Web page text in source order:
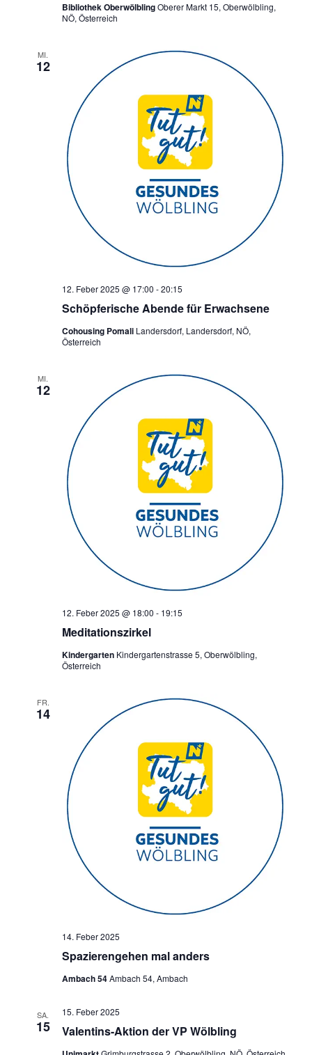
Bibliothek OberwölblingOberer Markt 15, Oberwölbling,
NÖ, Österreich
MI.
12
Schöpferische Abende für Erwachsene
12. Feber 2025 @ 17:00 -20:15
Cohousing Pomali Landersdorf, Landersdorf, NÖ,
Österreich
MI.
12
Meditationszirkel
12. Feber 2025 @ 18:00 - 19:15
Kindergarten Kindergartenstrasse 5, Oberwölbling,
Österreich
FR.
14
Spazierengehen mal anders
14. Feber 2025
Ambach 54Ambach 54, Ambach
SA.
15 Valentins-Aktion der VP Wölbling
15. Feber 2025